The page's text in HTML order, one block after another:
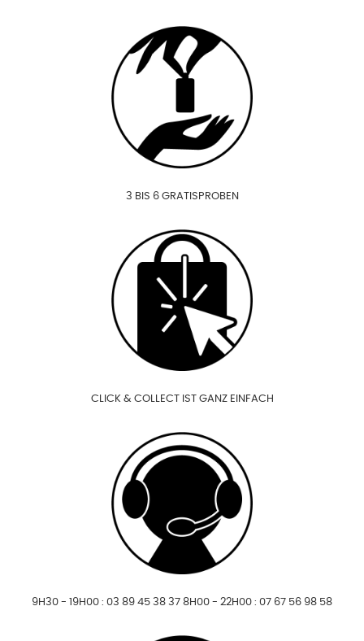
3 BIS 6 GRATISPROBEN
CLICK & COLLECT IST GANZ EINFACH
9H30 - 19H00 : 03 89 45 38 37 8H00 - 22H00 : 07 67 56 98 58